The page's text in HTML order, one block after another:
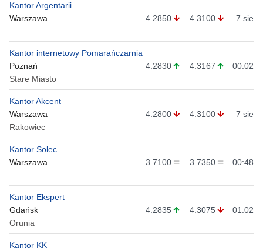
Kantor Argentarii
Warszawa
4.2850 4.3100 7 sie
Kantor internetowy Pomarańczarnia
Poznań
Stare Miasto
4.2830 4.3167 00:02
Kantor Akcent
Warszawa
Rakowiec
4.2800 4.3100 7 sie
Kantor Solec
Warszawa
3.7100 3.7350 00:48
Kantor Ekspert
Gdańsk
Orunia
4.2835 4.3075 01:02
Kantor KK